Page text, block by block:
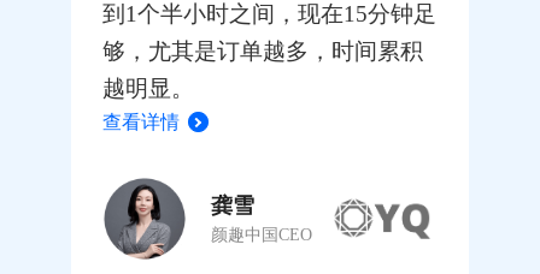
到1个半小时之间，现在15分钟足
够，尤其是订单越多，时间累积
越明显。
查看详情
龚雪
颜趣中国CEO